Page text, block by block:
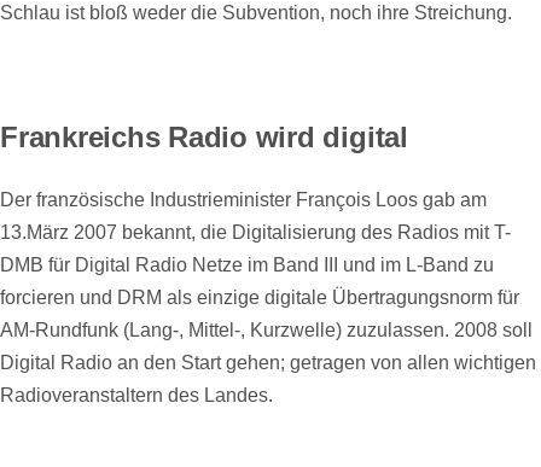
Schlau ist bloß weder die Subvention, noch ihre Streichung.
Frankreichs Radio wird digital
Der französische Industrieminister François Loos gab am
13.März 2007 bekannt, die Digitalisierung des Radios mit T-
DMB für Digital Radio Netze im Band III und im L-Band zu
forcieren und DRM als einzige digitale Übertragungsnorm für
AM-Rundfunk (Lang-, Mittel-, Kurzwelle) zuzulassen. 2008 soll
Digital Radio an den Start gehen; getragen von allen wichtigen
Radioveranstaltern des Landes.